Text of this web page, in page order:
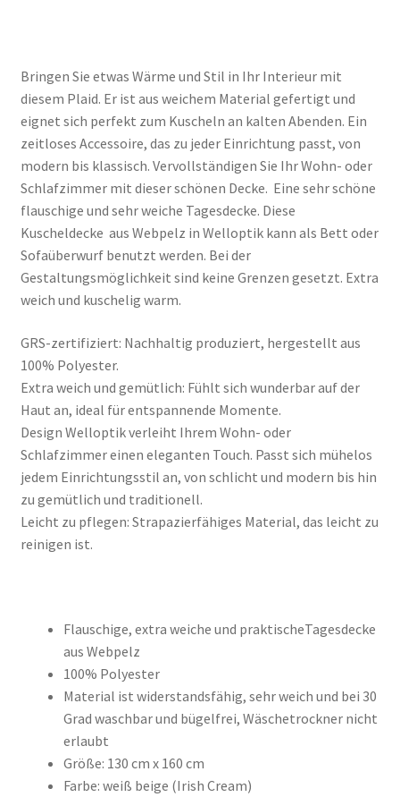
Bringen Sie etwas Wärme und Stil in Ihr Interieur mit
diesem Plaid. Er ist aus weichem Material gefertigt und
eignet sich perfekt zum Kuscheln an kalten Abenden. Ein
zeitloses Accessoire, das zu jeder Einrichtung passt, von
modern bis klassisch. Vervollständigen Sie Ihr Wohn- oder
Schlafzimmer mit dieser schönen Decke. Eine sehr schöne
flauschige und sehr weiche Tagesdecke. Diese
Kuscheldecke aus Webpelz in Welloptik kann als Bett oder
Sofaüberwurf benutzt werden. Bei der
Gestaltungsmöglichkeit sind keine Grenzen gesetzt. Extra
weich und kuschelig warm.
GRS-zertifiziert: Nachhaltig produziert, hergestellt aus
100% Polyester.
Extra weich und gemütlich: Fühlt sich wunderbar auf der
Haut an, ideal für entspannende Momente.
Design Welloptik verleiht Ihrem Wohn- oder
Schlafzimmer einen eleganten Touch. Passt sich mühelos
jedem Einrichtungsstil an, von schlicht und modern bis hin
zu gemütlich und traditionell.
Leicht zu pflegen: Strapazierfähiges Material, das leicht zu
reinigen ist.
Flauschige, extra weiche und praktischeTagesdecke
aus Webpelz
100% Polyester
Material ist widerstandsfähig, sehr weich und bei 30
Grad waschbar und bügelfrei, Wäschetrockner nicht
erlaubt
Größe: 130 cm x 160 cm
Farbe: weiß beige (Irish Cream)